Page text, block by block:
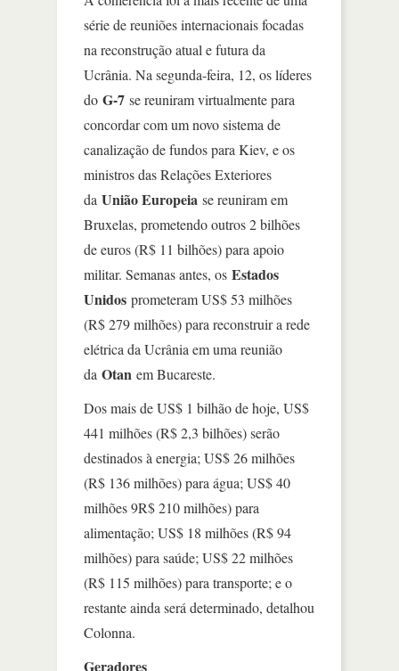
série de reuniões internacionais focadas
na reconstrução atual e futura da
Ucrânia. Na segunda-feira, 12, os líderes
do G-7 se reuniram virtualmente para
concordar com um novo sistema de
canalização de fundos para Kiev, e os
ministros das Relações Exteriores
da União Europeia se reuniram em
Bruxelas, prometendo outros 2 bilhões
de euros (R$ 11 bilhões) para apoio
militar. Semanas antes, os Estados
Unidos prometeram US$ 53 milhões
(R$ 279 milhões) para reconstruir a rede
elétrica da Ucrânia em uma reunião
da Otan em Bucareste.
Dos mais de US$ 1 bilhão de hoje, US$
441 milhões (R$ 2,3 bilhões) serão
destinados à energia; US$ 26 milhões
(R$ 136 milhões) para água; US$ 40
milhões 9R$ 210 milhões) para
alimentação; US$ 18 milhões (R$ 94
milhões) para saúde; US$ 22 milhões
(R$ 115 milhões) para transporte; e o
restante ainda será determinado, detalhou
Colonna.
Geradores